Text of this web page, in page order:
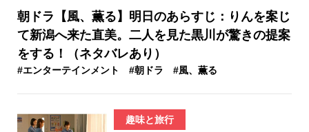
朝ドラ【風、薫る】明日のあらすじ：​りんを案じ
て新潟へ来た直美。二人を見た黒川が驚きの提案
をする！（ネタバレあり）
#エンターテインメント #朝ドラ #風、薫る
趣味と旅行